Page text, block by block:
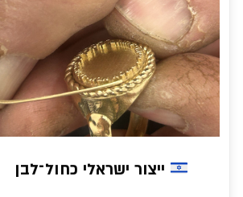
ייצור ישראלי כחול־לבן